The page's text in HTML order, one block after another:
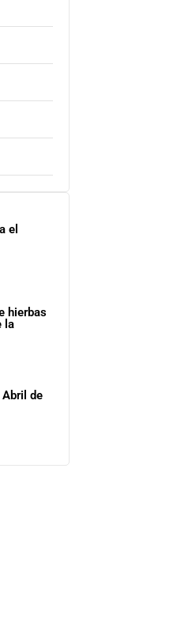
el
hierbas
la
de